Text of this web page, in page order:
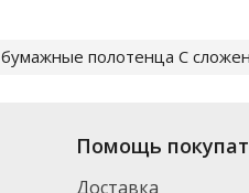
бумажные полотенца C
Помощь
Доставка